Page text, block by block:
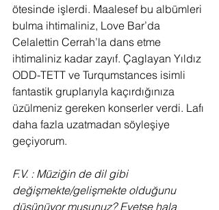
ötesinde işlerdi. Maalesef bu albümleri
bulma ihtimaliniz, Love Bar’da
Celalettin Cerrah’la dans etme
ihtimaliniz kadar zayıf. Çaglayan Yıldız
ODD-TETT ve Turqumstances isimli
fantastik gruplarıyla kaçırdığınıza
üzülmeniz gereken konserler verdi. Lafı
daha fazla uzatmadan söyleşiye
geçiyorum.
F.V. : Müziğin de dil gibi
değişmekte/gelişmekte olduğunu
düşünüyor musunuz? Evetse hala